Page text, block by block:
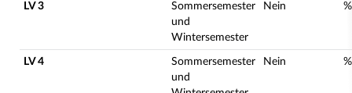
LV 3
Sommersemester
und
Wintersemester
Nein %
LV 4
Sommersemester
und
Nein %